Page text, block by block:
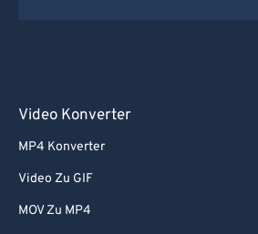
Video Konverter
MP4 Konverter
Video Zu GIF
MOV Zu MP4